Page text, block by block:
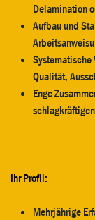
Delamination
Aufbau und
Systematische
Qualität,
Enge
Ihr Profil:
Mehrjährige